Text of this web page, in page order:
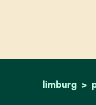
limburg